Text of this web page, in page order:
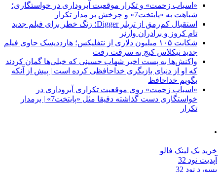
«اسباب زحمت» و تکرار موقعیت آبروداری در خواستگاری؛
شباهت به «پایتخت7» و چرخش بر مدار تکرار
استقبال کم‌رمق از تریلر Digger؛ زنگ خطر برای فیلم جدید
تام کروز و برادران وارنر
شکایت ۱۰۵ میلیون دلاری از نتفلیکس؛ هارددیسک حاوی فیلم
جدید نیکلاس کیج به سرقت رفت
واکنش‌ها به پست اخیر شهاب حسینی که خیلی‌ها گمان کردند
که او از دنیای بازیگری خداحافظی کرده است | پیش از آنکه
بگویم خداحافظ
«اسباب زحمت» روی موقعیت تکراری آبروداری در
خواستگاری دست گذاشته دقیقا مثل «پایتخت7» | برمدار
تکرار
.
خرید بک لینک فالو
آپدیت نود 32
پسورد نود 32